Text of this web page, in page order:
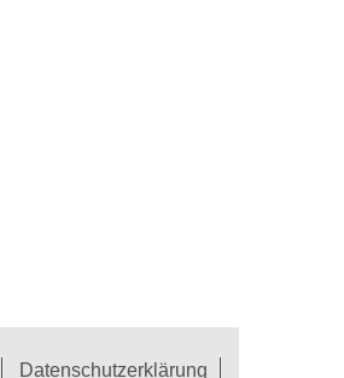
Datenschutzerklärung